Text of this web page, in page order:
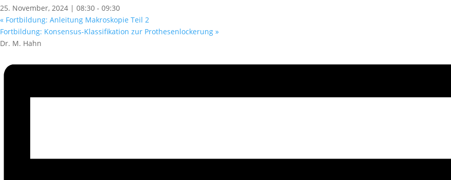
25. November, 2024 | 08:30 - 09:30
« Fortbildung: Anleitung Makroskopie Teil 2
Fortbildung: Konsensus-Klassifikation zur Prothesenlockerung »
Dr. M. Hahn